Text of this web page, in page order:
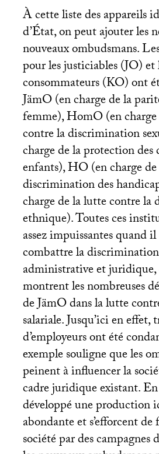
À cette liste des appareils
d’État, on peut ajouter les
nouveaux ombudsmans.
pour les justiciables (JO) et
consommateurs (KO) ont
JämO (en charge de la
femme), HomO (en
contre la discrimination
charge de la protection des
enfants),HO(en charge
discrimination des
charge de la lutte contre
ethnique). Toutes ces
assez impuissantes quand il
combattre la
administrative et
montrent les nombreuses
de JämO dans la lutte
salariale. Jusqu’ici en effet,
d’employeurs ont été
exemple souligne que les
peinent à influencer la
cadre juridique existant.
développé une production
abondante et s’efforcent
société par des campagnes